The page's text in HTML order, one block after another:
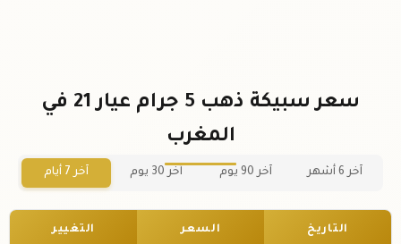
سعر سبيكة ذهب 5 جرام عيار 21 في
المغرب
آخر 6 أشهر آخر 90 يوم آخر 30 يوم آخر 7 أيام
التاريخ السعر التغيير